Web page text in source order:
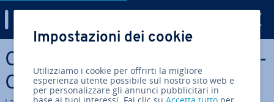
Vai al contenuto prin­ci­pa­le
CORS: il­lu­stra­zio­ne del Cross-
Origin Resource Sharing
Impostazioni dei cookie
Utilizziamo i cookie per offrirti la migliore
esperienza utente possibile sul nostro sito web e
per personalizzare gli annunci pubblicitari in